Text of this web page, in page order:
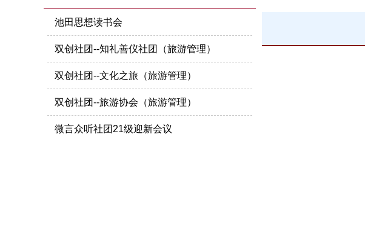
池田思想读书会
双创社团--知礼善仪社团（旅游管理）
双创社团--文化之旅（旅游管理）
双创社团--旅游协会（旅游管理）
微言众听社团21级迎新会议